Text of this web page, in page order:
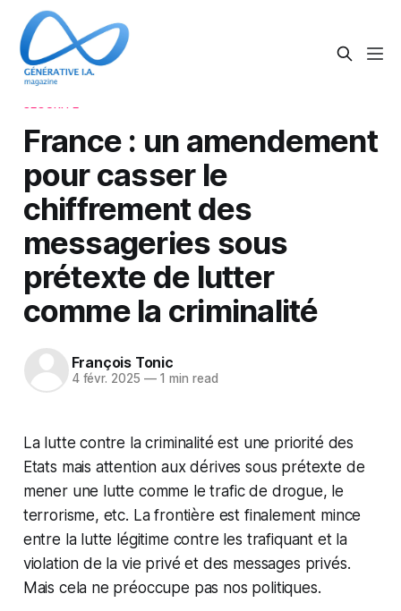
France : un amendement
pour casser le
chiffrement des
messageries sous
prétexte de lutter
comme la criminalité
François Tonic
4 févr. 2025 —1 min read
La lutte contre la criminalité est une priorité des
Etats mais attention aux dérives sous prétexte de
mener une lutte comme le trafic de drogue, le
terrorisme, etc. La frontière est finalement mince
entre la lutte légitime contre les trafiquant et la
violation de la vie privé et des messages privés.
Mais cela ne préoccupe pas nos politiques.